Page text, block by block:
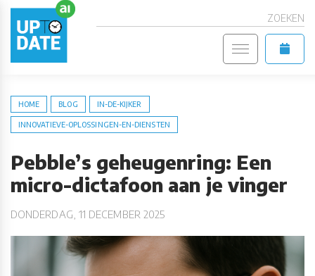
ZOEKEN
HOME BLOG IN-DE-KIJKER
INNOVATIEVE-OPLOSSINGEN-EN-DIENSTEN
Pebble’s geheugenring: Een
micro-dictafoon aan je vinger
DONDERDAG, 11 DECEMBER 2025